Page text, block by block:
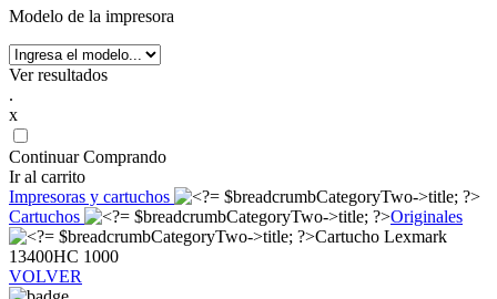
Modelo de la impresora
Ver resultados
.
x
Continuar Comprando
Ir al carrito
Impresoras y cartuchos
Cartuchos
Originales
Cartucho Lexmark
13400HC 1000
VOLVER